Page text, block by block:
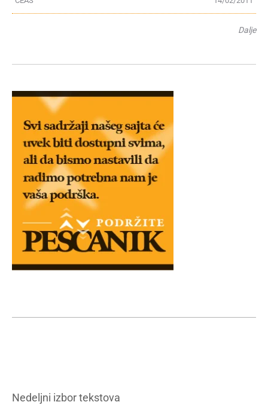
Dalje
Nedeljni izbor tekstova